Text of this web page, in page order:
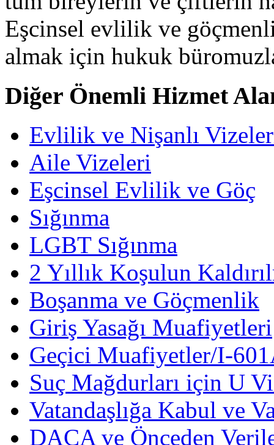
Eşcinsel evlilik ve
almak için hukuk
Diğer Önemli Hizmet
Evlilik ve Nişanlı
Aile Vizeleri
Eşcinsel Evlilik ve Göç
Sığınma
LGBT Sığınma
2 Yıllık Koşulun
Boşanma ve Göçmenlik
Giriş Yasağı Muafiyetleri
Geçici Muafiyetler/I-
Suç Mağdurları için U
Vatandaşlığa Kabul ve
DACA ve Önceden